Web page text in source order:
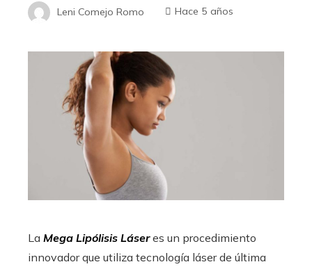
Leni Comejo Romo Hace 5 años
La Mega Lipólisis Láseres un procedimiento
innovador que utiliza tecnología láser de última